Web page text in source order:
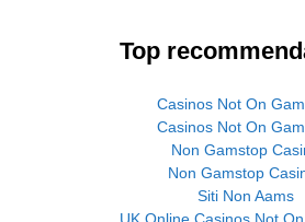
Top
Casinos Not On
Casinos Not On
Non Gamstop
Non Gamstop
Siti Non Aams